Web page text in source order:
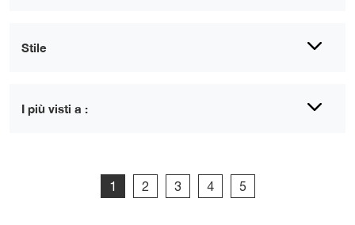
Stile
I più visti a :
1 2 3 4 5